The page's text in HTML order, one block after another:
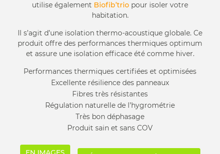
utilise également Biofib’trio pour isoler votre
habitation.
Il s’agit d’une isolation thermo-acoustique globale. Ce
produit offre des performances thermiques optimum
et assure une isolation efficace été comme hiver.
Performances thermiques certifiées et optimisées
Excellente résilience des panneaux
Fibres très résistantes
Régulation naturelle de l’hygrométrie
Très bon déphasage
Produit sain et sans COV